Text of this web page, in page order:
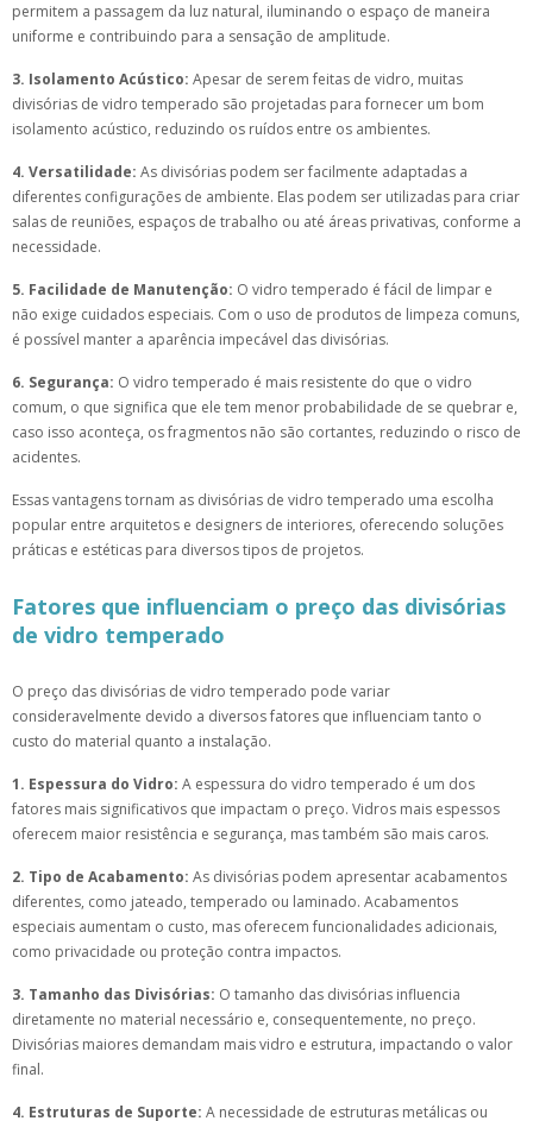
permitem a passagem da luz natural, iluminando o espaço de maneira
uniforme e contribuindo para a sensação de amplitude.
3. Isolamento Acústico: Apesar de serem feitas de vidro, muitas
divisórias de vidro temperado são projetadas para fornecer um bom
isolamento acústico, reduzindo os ruídos entre os ambientes.
4. Versatilidade: As divisórias podem ser facilmente adaptadas a
diferentes configurações de ambiente. Elas podem ser utilizadas para criar
salas de reuniões, espaços de trabalho ou até áreas privativas, conforme a
necessidade.
5. Facilidade de Manutenção: O vidro temperado é fácil de limpar e
não exige cuidados especiais. Com o uso de produtos de limpeza comuns,
é possível manter a aparência impecável das divisórias.
6. Segurança: O vidro temperado é mais resistente do que o vidro
comum, o que significa que ele tem menor probabilidade de se quebrar e,
caso isso aconteça, os fragmentos não são cortantes, reduzindo o risco de
acidentes.
Essas vantagens tornam as divisórias de vidro temperado uma escolha
popular entre arquitetos e designers de interiores, oferecendo soluções
práticas e estéticas para diversos tipos de projetos.
Fatores que influenciam o preço das divisórias
de vidro temperado
O preço das divisórias de vidro temperado pode variar
consideravelmente devido a diversos fatores que influenciam tanto o
custo do material quanto a instalação.
1. Espessura do Vidro: A espessura do vidro temperado é um dos
fatores mais significativos que impactam o preço. Vidros mais espessos
oferecem maior resistência e segurança, mas também são mais caros.
2. Tipo de Acabamento: As divisórias podem apresentar acabamentos
diferentes, como jateado, temperado ou laminado. Acabamentos
especiais aumentam o custo, mas oferecem funcionalidades adicionais,
como privacidade ou proteção contra impactos.
3. Tamanho das Divisórias: O tamanho das divisórias influencia
diretamente no material necessário e, consequentemente, no preço.
Divisórias maiores demandam mais vidro e estrutura, impactando o valor
final.
4. Estruturas de Suporte: A necessidade de estruturas metálicas ou